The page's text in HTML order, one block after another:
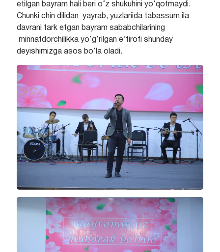
etilgan bayram hali beri o‘z shukuhini yo‘qotmaydi.
Chunki chin dilidan yayrab, yuzlariida tabassum ila
davrani tark etgan bayram sababchilarining
minnatdorchilikka yo‘g‘rilgan e’tirofi shunday
deyishimizga asos bo‘la oladi.